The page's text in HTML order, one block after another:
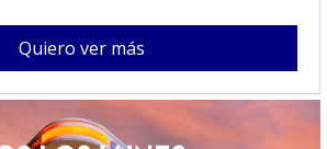
Quiero ver más